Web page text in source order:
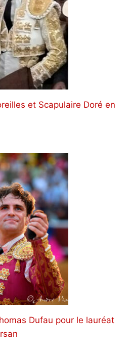
et Scapulaire Doré en
Dufau pour le lauréat